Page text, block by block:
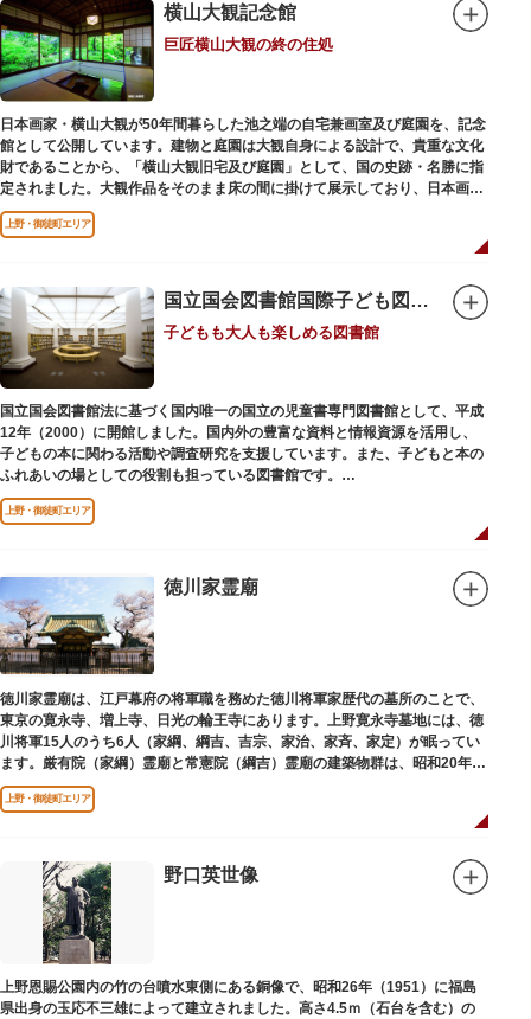
横山大観記念館
巨匠横山大観の終の住処
日本画家・横山大観が50年間暮らした池之端の自宅兼画室及び庭園を、記念
館として公開しています。建物と庭園は大観自身による設計で、貴重な文化
財であることから、「横山大観旧宅及び庭園」として、国の史跡・名勝に指
定されました。大観作品をそのまま床の間に掛けて展示しており、日本画本
来の楽しみ方を体験できる貴重な空間です。
上野・御徒町エリア
国立国会図書館国際子ども図書館
子どもも大人も楽しめる図書館
国立国会図書館法に基づく国内唯一の国立の児童書専門図書館として、平成
12年（2000）に開館しました。国内外の豊富な資料と情報資源を活用し、
子どもの本に関わる活動や調査研究を支援しています。また、子どもと本の
ふれあいの場としての役割も担っている図書館です。
レンガ棟は、明治39年（1906）に建てられた帝国図書館の建物を保存・再
利用しています。
上野・御徒町エリア
徳川家霊廟
徳川家霊廟は、江戸幕府の将軍職を務めた徳川将軍家歴代の墓所のことで、
東京の寛永寺、増上寺、日光の輪王寺にあります。上野寛永寺墓地には、徳
川将軍15人のうち6人（家綱、綱吉、吉宗、家治、家斉、家定）が眠ってい
ます。厳有院（家綱）霊廟と常憲院（綱吉）霊廟の建築物群は、昭和20年
（1945）の空襲で大部分を焼失しました。
上野・御徒町エリア
野口英世像
上野恩賜公園内の竹の台噴水東側にある銅像で、昭和26年（1951）に福島
県出身の玉応不三雄によって建立されました。高さ4.5ｍ（石台を含む）の